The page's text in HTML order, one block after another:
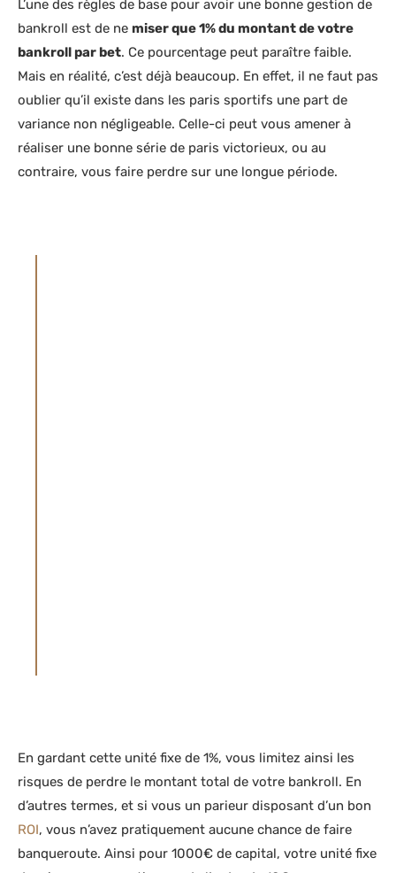
L’une des règles de base pour avoir une bonne gestion de
bankroll est de ne miser que 1% du montant de votre
bankroll par bet. Ce pourcentage peut paraître faible.
Mais en réalité, c’est déjà beaucoup. En effet, il ne faut pas
oublier qu’il existe dans les paris sportifs une part de
variance non négligeable. Celle-ci peut vous amener à
réaliser une bonne série de paris victorieux, ou au
contraire, vous faire perdre sur une longue période.
En gardant cette unité fixe de 1%, vous limitez ainsi les
risques de perdre le montant total de votre bankroll. En
d’autres termes, et si vous un parieur disposant d’un bon
ROI, vous n’avez pratiquement aucune chance de faire
banqueroute. Ainsi pour 1000€ de capital, votre unité fixe